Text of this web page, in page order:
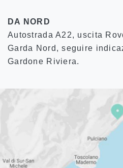
DA NORD
Autostrada A22, uscita
Garda Nord, seguire
Gardone Riviera.